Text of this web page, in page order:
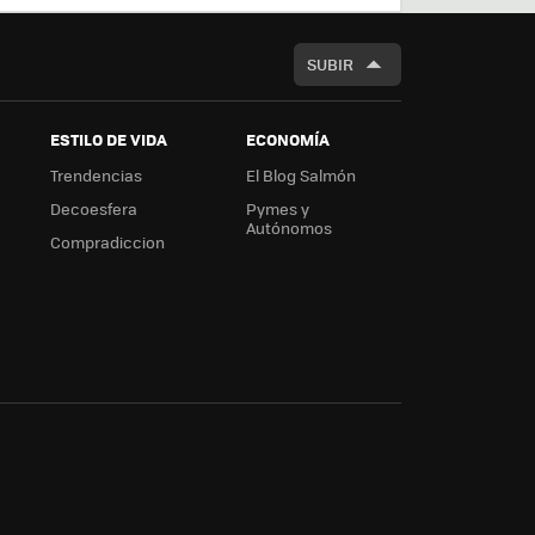
BUSCAR
SUBIR
ESTILO DE VIDA
Trendencias
Decoesfera
Compradiccion
ECONOMÍA
El Blog Salmón
Pymes y
Autónomos